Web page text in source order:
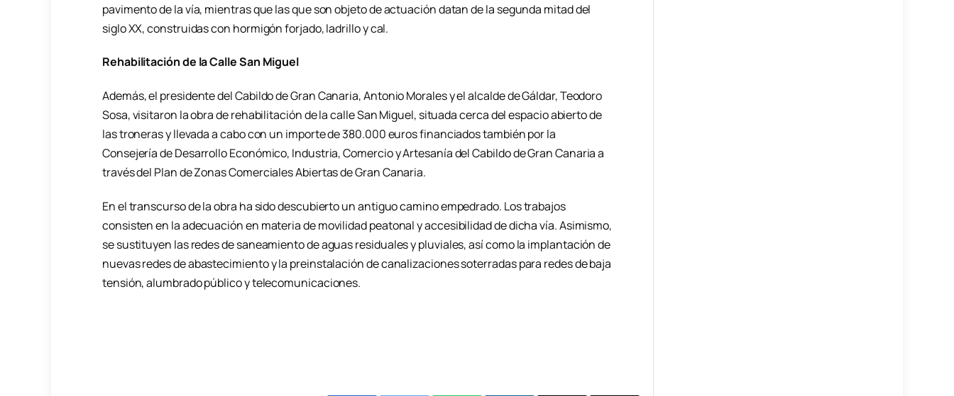
pavimento de la vía, mientras que las que son objeto de actuación datan de la segunda mitad del
siglo XX, construidas con hormigón forjado, ladrillo y cal.
Rehabilitación de la Calle San Miguel
Además, el presidente del Cabildo de Gran Canaria, Antonio Morales y el alcalde de Gáldar, Teodoro
Sosa, visitaron la obra de rehabilitación de la calle San Miguel, situada cerca del espacio abierto de
las troneras y llevada a cabo con un importe de 380.000 euros financiados también por la
Consejería de Desarrollo Económico, Industria, Comercio y Artesanía del Cabildo de Gran Canaria a
través del Plan de Zonas Comerciales Abiertas de Gran Canaria.
En el transcurso de la obra ha sido descubierto un antiguo camino empedrado. Los trabajos
consisten en la adecuación en materia de movilidad peatonal y accesibilidad de dicha vía. Asimismo,
se sustituyen las redes de saneamiento de aguas residuales y pluviales, así como la implantación de
nuevas redes de abastecimiento y la preinstalación de canalizaciones soterradas para redes de baja
tensión, alumbrado público y telecomunicaciones.